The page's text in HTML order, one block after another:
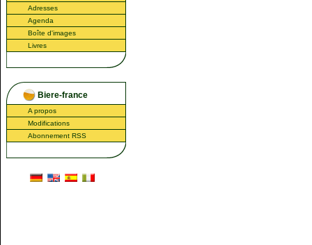
Adresses
Agenda
Boîte d'images
Livres
Biere-france
A propos
Modifications
Abonnement RSS